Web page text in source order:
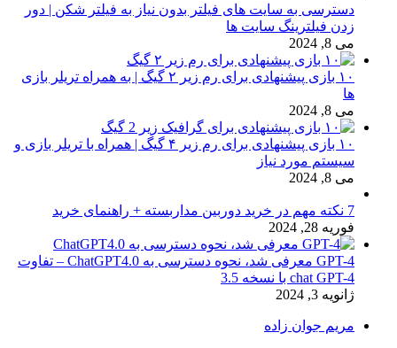
دسترسی به سایت های فیلتر بدون نیاز به فیلتر شکن | دور
زدن فیلترینگ سایت ها
می 8, 2024
۱۰ بازی پیشنهادی برای رم زیر ۲ گیگ | به همراه تریلر بازی
ها
می 8, 2024
۱۰ بازی پیشنهادی برای رم زیر ۴ گیگ | همراه با تریلر بازی و
سیستم مورد نیاز
می 8, 2024
7 نکته مهم در خرید دوربین مداربسته + راهنمای خرید
فوریه 28, 2024
GPT-4 معرفی شد، نحوه دسترسی به ChatGPT4.0 – تفاوت
chat GPT-4 با نسخه 3.5
ژانویه 3, 2024
مریم جوان زاده